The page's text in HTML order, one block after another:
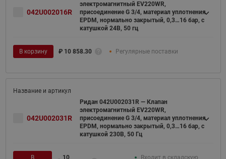
042U002016R
электромагнитный EV220WR,
присоединение G 3/4, материал уплотнения
EPDM, нормально закрытый, 0,3…16 бар, с
катушкой 24В, 50 гц
В корзину ₽ 10 858.30 Регулярные поставки
042U002031R
Ридан 042U002031R — Клапан
электромагнитный EV220WR,
присоединение G 3/4, материал уплотнения
EPDM, нормально закрытый, 0,3…16 бар, с
катушкой 230В, 50 Гц
В
10
Входит в складскую